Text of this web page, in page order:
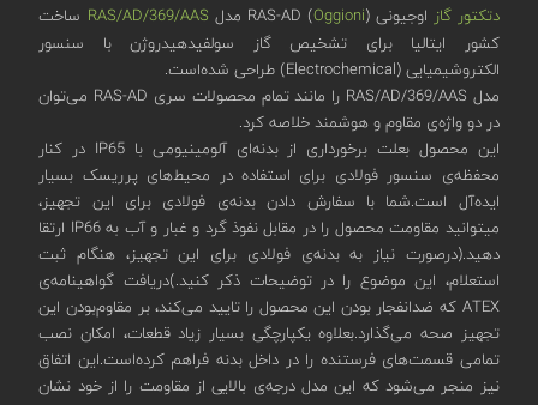
دتکتور گاز اوجیونی (Oggioni) RAS-AD مدل RAS/AD/369/AAS ساخت
کشور ایتالیا برای تشخیص گاز سولفید‌هیدروژن با سنسور
الکتروشیمیایی (Electrochemical) طراحی شده‌است.
مدل RAS/AD/369/AAS را مانند تمام محصولات سری RAS-AD می‌توان
در دو واژه‌ی مقاوم و هوشمند خلاصه کرد.
این محصول بعلت برخورداری از بدنه‌ای آلومینیومی با IP65 در کنار
محفظه‌ی سنسور فولادی برای استفاده در محیط‌های پرریسک بسیار
ایده‌آل است.شما با سفارش دادن بدنه‌ی فولادی برای این تجهیز،
میتوانید مقاومت محصول را در مقابل نفوذ گرد و غبار و آب به IP66 ارتقا
دهید.(درصورت نیاز به بدنه‌ی فولادی برای این تجهیز، هنگام ثبت
استعلام، این موضوع را در توضیحات ذکر کنید.)دریافت گواهینامه‌‌ی
ATEX که ضدانفجار بودن این محصول را تایید می‌کند، بر مقاوم‌بودن این
تجهیز صحه می‌گذارد.بعلاوه یکپارچگی بسیار زیاد قطعات، امکان نصب
تمامی قسمت‌های فرستنده را در داخل بدنه فراهم کرده‌است.این اتفاق
نیز منجر می‌شود که این مدل درجه‌ی بالایی از مقاومت را از خود نشان